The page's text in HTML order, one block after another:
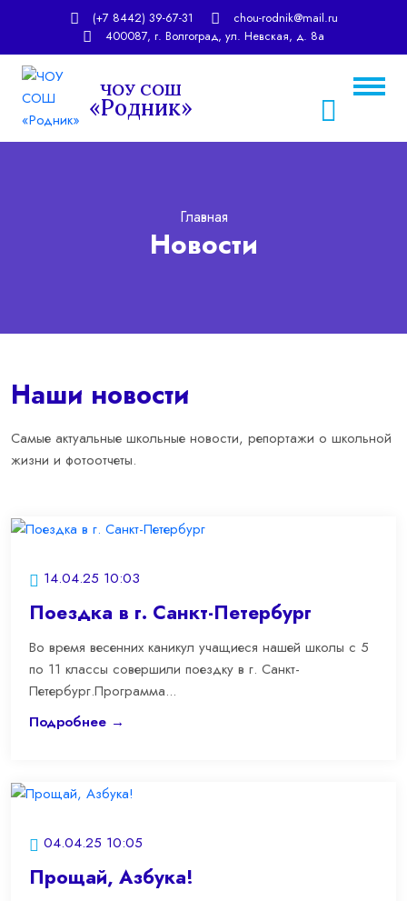
(+7 8442) 39-67-31 chou-rodnik@mail.ru
400087, г. Волгоград, ул. Невская, д. 8а
ЧОУ СОШ
«Родник»
Главная
Новости
Наши новости
Самые актуальные школьные новости, репортажи о школьной
жизни и фотоотчеты.
14.04.25 10:03
Поездка в г. Санкт-Петербург
Во время весенних каникул учащиеся нашей школы с 5
по 11 классы совершили поездку в г. Санкт-
Петербург.Программа...
Подробнее →
04.04.25 10:05
Прощай, Азбука!